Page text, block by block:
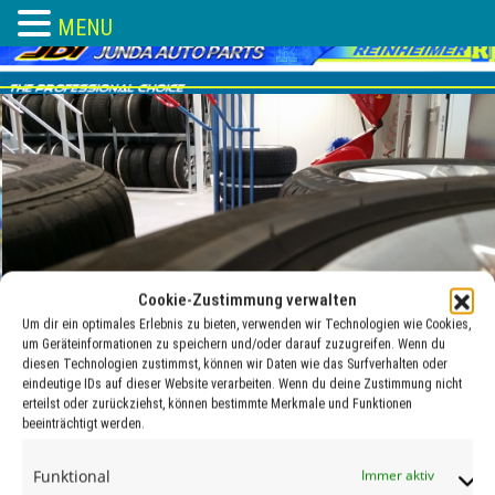
Cookie-Zustimmung verwalten
Um dir ein optimales Erlebnis zu bieten, verwenden wir Technologien wie Cookies,
um Geräteinformationen zu speichern und/oder darauf zuzugreifen. Wenn du
diesen Technologien zustimmst, können wir Daten wie das Surfverhalten oder
eindeutige IDs auf dieser Website verarbeiten. Wenn du deine Zustimmung nicht
erteilst oder zurückziehst, können bestimmte Merkmale und Funktionen
beeinträchtigt werden.
Funktional Immer aktiv
Skip
to
content
letter
adocom_Webservice
MENU